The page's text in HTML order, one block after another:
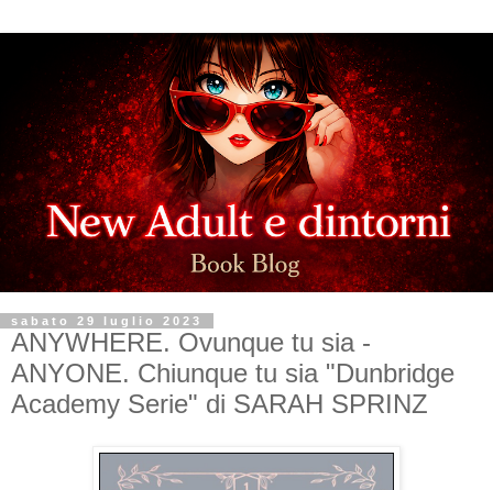
sabato 29 luglio 2023
ANYWHERE. Ovunque tu sia -
ANYONE. Chiunque tu sia "Dunbridge
Academy Serie" di SARAH SPRINZ